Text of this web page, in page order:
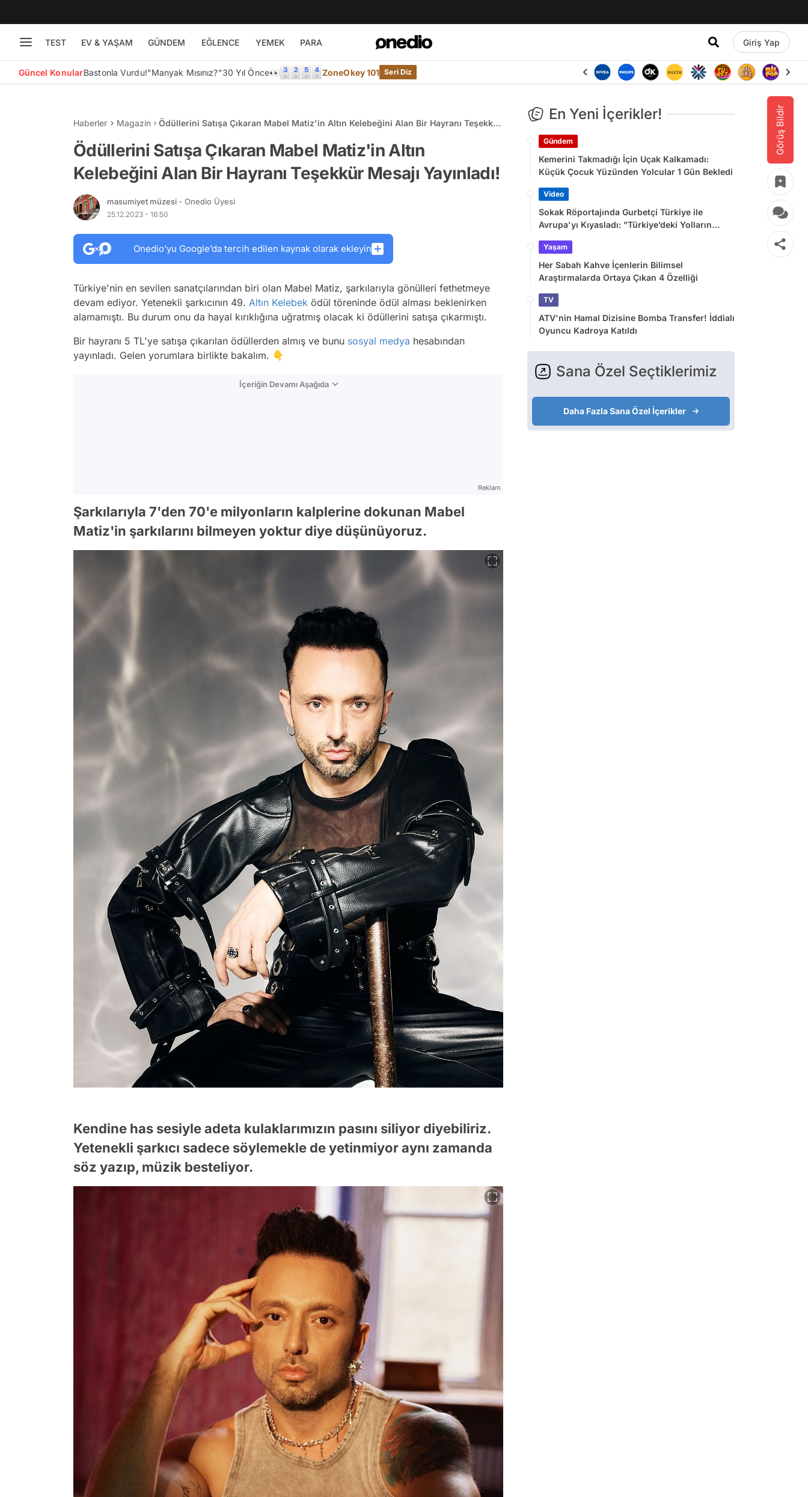
TEST EV & YAŞAM GÜNDEM EĞLENCE YEMEK PARA Giriş Yap
Güncel KonularBastonla Vurdu!"Manyak Mısınız?"30 Yıl Önce👀 ZoneOkey 101 Seri Diz
Görüş Bildir
Haberler Magazin
Ödüllerini Satışa Çıkaran Mabel Matiz'in Altın Kelebeğini Alan Bir Hayranı Teşekkür
Ödüllerini Satışa Çıkaran Mabel Matiz'in Altın
Kelebeğini Alan Bir Hayranı Teşekkür Mesajı Yayınladı!
masumiyet müzesi - Onedio Üyesi
25.12.2023 - 16:50
Onedio’yu Google’da tercih edilen kaynak olarak ekleyin
Türkiye'nin en sevilen sanatçılarından biri olan Mabel Matiz, şarkılarıyla gönülleri fethetmeye
devam ediyor. Yetenekli şarkıcının 49. Altın Kelebek ödül töreninde ödül alması beklenirken
alamamıştı. Bu durum onu da hayal kırıklığına uğratmış olacak ki ödüllerini satışa çıkarmıştı.
Bir hayranı 5 TL'ye satışa çıkarılan ödüllerden almış ve bunu sosyal medya hesabından
yayınladı. Gelen yorumlara birlikte bakalım. 👇
İçeriğin Devamı Aşağıda
Reklam
Şarkılarıyla 7'den 70'e milyonların kalplerine dokunan Mabel
Matiz'in şarkılarını bilmeyen yoktur diye düşünüyoruz.
Kendine has sesiyle adeta kulaklarımızın pasını siliyor diyebiliriz.
Yetenekli şarkıcı sadece söylemekle de yetinmiyor aynı zamanda
söz yazıp, müzik besteliyor.
En Yeni İçerikler!
Gündem
Kemerini Takmadığı İçin Uçak Kalkamadı:
Küçük Çocuk Yüzünden Yolcular 1 Gün Bekledi
Video
Sokak Röportajında Gurbetçi Türkiye ile
Avrupa'yı Kıyasladı: "Türkiye’deki Yolların
Yaşam
Her Sabah Kahve İçenlerin Bilimsel
Araştırmalarda Ortaya Çıkan 4 Özelliği
TV
ATV'nin Hamal Dizisine Bomba Transfer! İddialı
Oyuncu Kadroya Katıldı
Sana Özel Seçtiklerimiz
Daha Fazla Sana Özel İçerikler